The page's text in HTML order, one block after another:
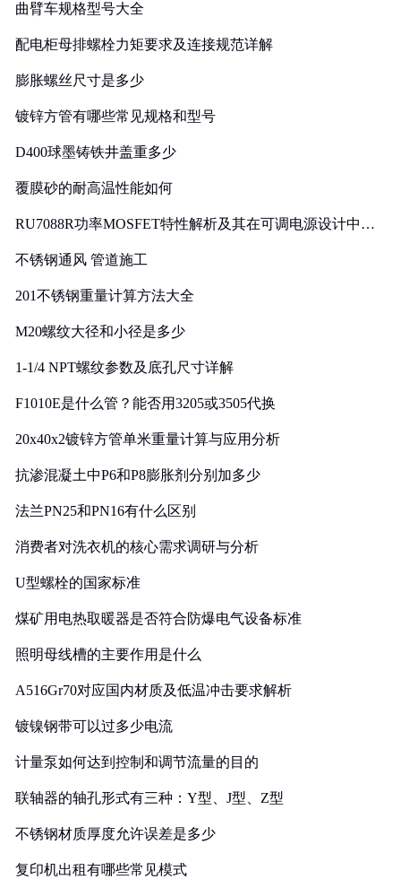
曲臂车规格型号大全
配电柜母排螺栓力矩要求及连接规范详解
膨胀螺丝尺寸是多少
镀锌方管有哪些常见规格和型号
D400球墨铸铁井盖重多少
覆膜砂的耐高温性能如何
RU7088R功率MOSFET特性解析及其在可调电源设计中的
不锈钢通风 管道施工
201不锈钢重量计算方法大全
M20螺纹大径和小径是多少
1-1/4 NPT螺纹参数及底孔尺寸详解
F1010E是什么管？能否用3205或3505代换
20x40x2镀锌方管单米重量计算与应用分析
抗渗混凝土中P6和P8膨胀剂分别加多少
法兰PN25和PN16有什么区别
消费者对洗衣机的核心需求调研与分析
U型螺栓的国家标准
煤矿用电热取暖器是否符合防爆电气设备标准
照明母线槽的主要作用是什么
A516Gr70对应国内材质及低温冲击要求解析
镀镍钢带可以过多少电流
计量泵如何达到控制和调节流量的目的
联轴器的轴孔形式有三种：Y型、J型、Z型
不锈钢材质厚度允许误差是多少
复印机出租有哪些常见模式